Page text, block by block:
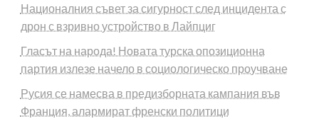
Националния съвет за сигурност след инцидента с
дрон с взривно устройство в Лайпциг
Гласът на народа! Новата турска опозиционна
партия излезе начело в социологическо проучване
Русия се намесва в предизборната кампания във
Франция, алармират френски политици